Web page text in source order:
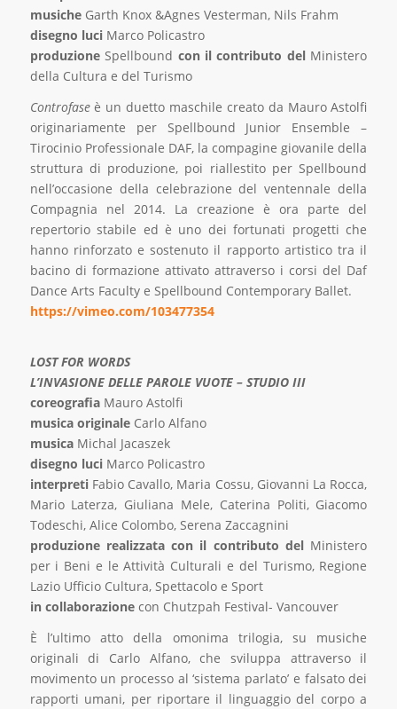
musicheGarth Knox &Agnes Vesterman, Nils Frahm
disegno luciMarco Policastro
produzioneSpellbound con il contributo delMinistero
della Cultura e del Turismo
Controfaseè un duetto maschile creato da Mauro Astolfi
originariamente per Spellbound Junior Ensemble –
Tirocinio Professionale DAF, la compagine giovanile della
struttura di produzione, poi riallestito per Spellbound
nell’occasione della celebrazione del ventennale della
Compagnia nel 2014. La creazione è ora parte del
repertorio stabile ed è uno dei fortunati progetti che
hanno rinforzato e sostenuto il rapporto artistico tra il
bacino di formazione attivato attraverso i corsi del Daf
Dance Arts Faculty e Spellbound Contemporary Ballet.
https://vimeo.com/103477354
LOST FOR WORDS
L’INVASIONE DELLE PAROLE VUOTE – STUDIO III
coreografiaMauro Astolfi
musica originaleCarlo Alfano
musicaMichal Jacaszek
disegno luciMarco Policastro
interpretiFabio Cavallo, Maria Cossu, Giovanni La Rocca,
Mario Laterza, Giuliana Mele, Caterina Politi, Giacomo
Todeschi, Alice Colombo, Serena Zaccagnini
produzione realizzata con il contributo del Ministero
per i Beni e le Attività Culturali e del Turismo, Regione
Lazio Ufficio Cultura, Spettacolo e Sport
in collaborazionecon Chutzpah Festival- Vancouver
È l’ultimo atto della omonima trilogia, su musiche
originali di Carlo Alfano, che sviluppa attraverso il
movimento un processo al ‘sistema parlato’ e falsato dei
rapporti umani, per riportare il linguaggio del corpo a